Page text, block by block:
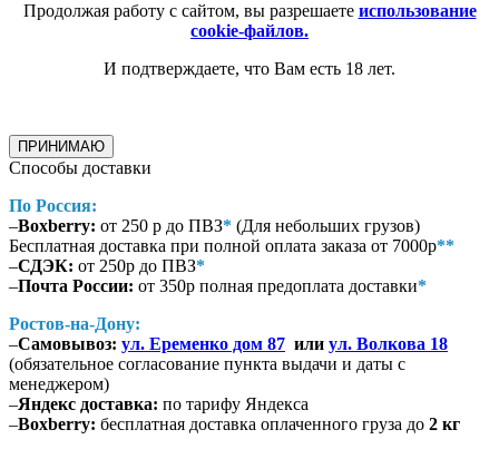
Продолжая работу с сайтом, вы разрешаете использование
cookie-файлов.
И подтверждаете, что Вам есть 18 лет.
ПРИНИМАЮ
Способы доставки
По Россия:
–Boxberry: от 250 р до ПВЗ* (Для небольших грузов)
Бесплатная доставка при полной оплата заказа от 7000р**
–СДЭК: от 250р до ПВЗ*
–Почта России: от 350р полная предоплата доставки*
Ростов-на-Дону:
–Самовывоз: ул. Еременко дом 87 или ул. Волкова 18
(обязательное согласование пункта выдачи и даты с
менеджером)
–Яндекс доставка: по тарифу Яндекса
–Boxberry: бесплатная доставка оплаченного груза до 2 кг